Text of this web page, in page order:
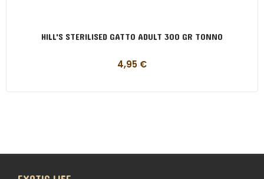
HILL'S STERILISED GATTO ADULT 300 GR TONNO
4,95 €